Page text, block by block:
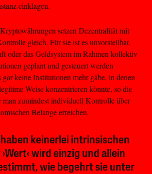
einklagen.
setzen Dezentralität mit
gleich. Für sie ist es unvorstellbar,
oder das Geldsystem im Rahmen kollektiv
geplant und gesteuert werden
gar keine Institutionen mehr gäbe, in denen
Weise konzentrieren könnte, so die
man zumindest individuell Kontrolle über
Belange erreichen.
keinerlei intrinsischen
wird einzig und allein
wie begehrt sie unter